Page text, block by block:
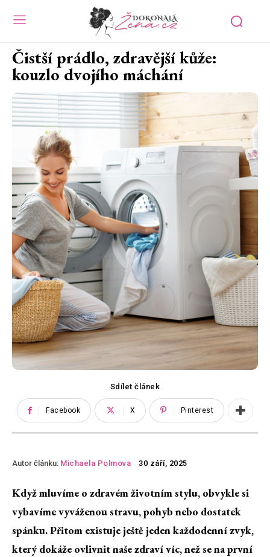
Čistší prádlo, zdravější kůže:
kouzlo dvojího máchání
Sdílet článek
Facebook X Pinterest
Autor článku: Michaela Polmova 30 září, 2025
Když mluvíme o zdravém životním stylu, obvykle si
vybavíme vyváženou stravu, pohyb nebo dostatek
spánku. Přitom existuje ještě jeden každodenní zvyk,
který dokáže ovlivnit naše zdraví víc, než se na první